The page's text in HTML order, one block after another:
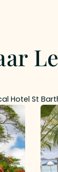
Hotel St